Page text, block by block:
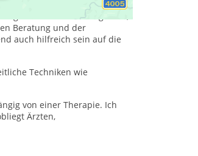
von Themen an. In
in Ihrem Thema begleiten,
Beratung und der
auch hilfreich sein auf die
Techniken wie
von einer Therapie. Ich
Ärzten,